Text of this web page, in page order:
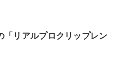
「リアルプロクリップレン